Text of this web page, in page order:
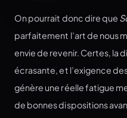
On pourrait donc dire que
parfaitement l’art de nous
envie de revenir. Certes, la
écrasante, et l’exigence
génère une réelle fatigue
de bonnes dispositions